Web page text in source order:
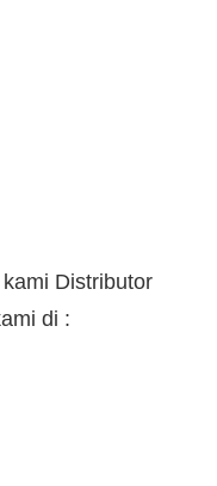
Distributor
di :